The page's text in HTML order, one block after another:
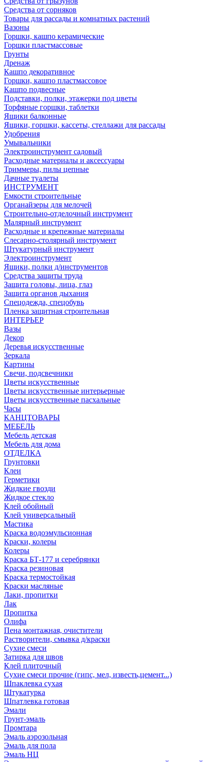
Средства от сорняков
Товары для рассады и комнатных растений
Вазоны
Горшки, кашпо керамические
Горшки пластмассовые
Грунты
Дренаж
Кашпо декоративное
Горшки, кашпо пластмассовое
Кашпо подвесные
Подставки, полки, этажерки под цветы
Торфяные горшки, таблетки
Ящики балконные
Ящики, горшки, кассеты, стеллажи для рассады
Удобрения
Умывальники
Электроинструмент садовый
Расходные материалы и аксессуары
Триммеры, пилы цепные
Дачные туалеты
ИНСТРУМЕНТ
Емкости строительные
Органайзеры для мелочей
Строительно-отделочный инструмент
Малярный инструмент
Расходные и крепежные материалы
Слесарно-столярный инструмент
Штукатурный инструмент
Электроинструмент
Ящики, полки д/инструментов
Средства защиты труда
Защита головы, лица, глаз
Защита органов дыхания
Спецодежда, спецобувь
Пленка защитная строительная
ИНТЕРЬЕР
Вазы
Декор
Деревья искусственные
Зеркала
Картины
Свечи, подсвечники
Цветы искусственные
Цветы искусственные интерьерные
Цветы искусственные пасхальные
Часы
КАНЦТОВАРЫ
МЕБЕЛЬ
Мебель детская
Мебель для дома
ОТДЕЛКА
Грунтовки
Клеи
Герметики
Жидкие гвозди
Жидкое стекло
Клей обойный
Клей универсальный
Мастика
Краска водоэмульсионная
Краски, колеры
Колеры
Краска БТ-177 и серебрянки
Краска резиновая
Краска термостойкая
Краски масляные
Лаки, пропитки
Лак
Пропитка
Олифа
Пена монтажная, очистители
Растворители, смывка д/краски
Сухие смеси
Затирка для швов
Клей плиточный
Сухие смеси прочие (гипс, мел, известь,цемент...)
Шпаклевка сухая
Штукатурка
Шпатлевка готовая
Эмали
Грунт-эмаль
Промтара
Эмаль аэрозольная
Эмаль для пола
Эмаль НЦ